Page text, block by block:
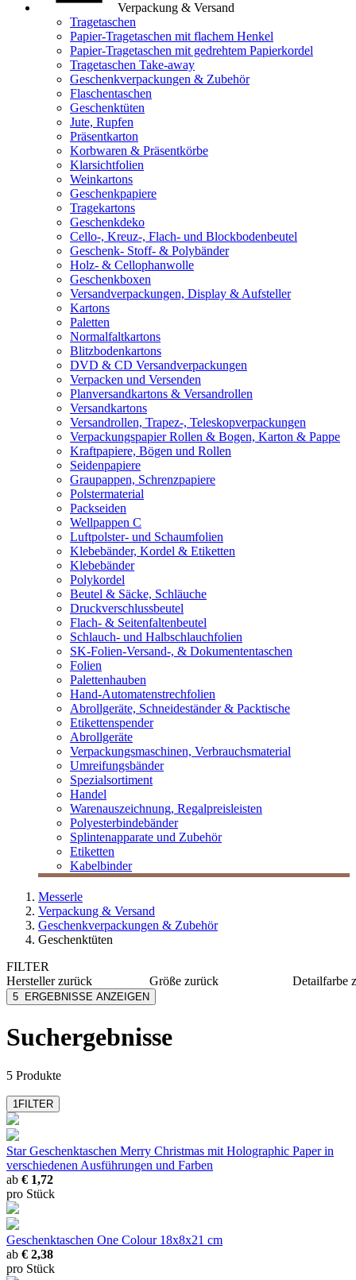
Verpackung & Versand
Tragetaschen
Papier-Tragetaschen mit flachem Henkel
Papier-Tragetaschen mit gedrehtem Papierkordel
Tragetaschen Take-away
Geschenkverpackungen & Zubehör
Flaschentaschen
Geschenktüten
Jute, Rupfen
Präsentkarton
Korbwaren & Präsentkörbe
Klarsichtfolien
Weinkartons
Geschenkpapiere
Tragekartons
Geschenkdeko
Cello-, Kreuz-, Flach- und Blockbodenbeutel
Geschenk- Stoff- & Polybänder
Holz- & Cellophanwolle
Geschenkboxen
Versandverpackungen, Display & Aufsteller
Kartons
Paletten
Normalfaltkartons
Blitzbodenkartons
DVD & CD Versandverpackungen
Verpacken und Versenden
Planversandkartons & Versandrollen
Versandkartons
Versandrollen, Trapez-, Teleskopverpackungen
Verpackungspapier Rollen & Bogen, Karton & Pappe
Kraftpapiere, Bögen und Rollen
Seidenpapiere
Graupappen, Schrenzpapiere
Polstermaterial
Packseiden
Wellpappen C
Luftpolster- und Schaumfolien
Klebebänder, Kordel & Etiketten
Klebebänder
Polykordel
Beutel & Säcke, Schläuche
Druckverschlussbeutel
Flach- & Seitenfaltenbeutel
Schlauch- und Halbschlauchfolien
SK-Folien-Versand-, & Dokumententaschen
Folien
Palettenhauben
Hand-Automatenstrechfolien
Abrollgeräte, Schneideständer & Packtische
Etikettenspender
Abrollgeräte
Verpackungsmaschinen, Verbrauchsmaterial
Umreifungsbänder
Spezialsortiment
Handel
Warenauszeichnung, Regalpreisleisten
Polyesterbindebänder
Splintenapparate und Zubehör
Etiketten
Kabelbinder
Messerle
Verpackung & Versand
Geschenkverpackungen & Zubehör
Geschenktüten
FILTER
Herstellerzurück
Egepack
Stewo
Zischka
Größe zurück
mehr anzeigen
Detailfarbe
5 ERGEBNISSE ANZEIGEN
Suchergebnisse
5 Produkte
1FILTER
Star Geschenktaschen Merry Christmas mit Holographic Paperin
verschiedenen Ausführungen und Farben
ab € 1,72
pro Stück
Geschenktaschen One Colour 18x8x21 cm
ab € 2,38
pro Stück